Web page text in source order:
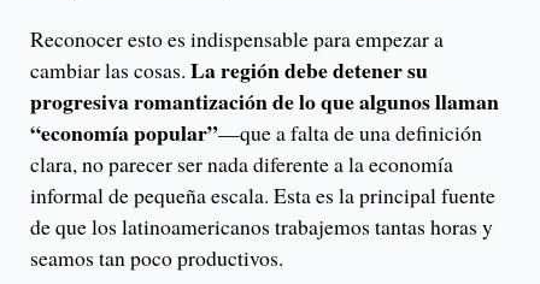
Reconocer esto es indispensable para empezar a
cambiar las cosas. La región debe detener su
progresiva romantización de lo que algunos llaman
“economía popular”—que a falta de una definición
clara, no parecer ser nada diferente a la economía
informal de pequeña escala. Esta es la principal fuente
de que los latinoamericanos trabajemos tantas horas y
seamos tan poco productivos.